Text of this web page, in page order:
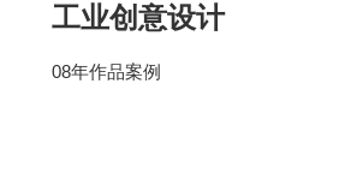
工业创意设计
08年作品案例